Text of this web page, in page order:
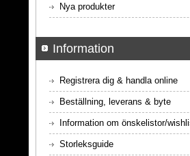
Nya produkter
Information
Registrera dig & handla online
Beställning, leverans & byte
Information om önskelistor/
Storleksguide